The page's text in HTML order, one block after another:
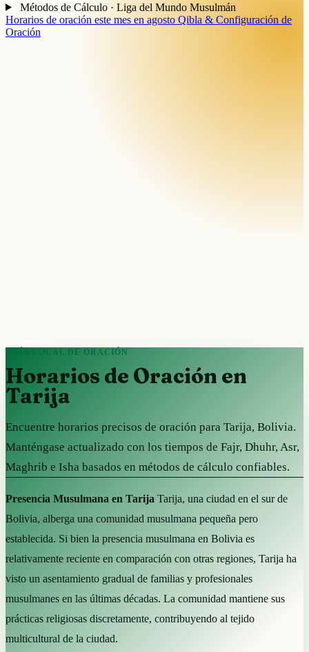
Métodos de Cálculo · Liga del Mundo Musulmán
Horarios de oración este mes en agosto Qibla & Configuración de
Oración
GUÍA LOCAL DE ORACIÓN
Horarios de Oración en
Tarija
Encuentre horarios precisos de oración para Tarija, Bolivia.
Manténgase actualizado con los tiempos de Fajr, Dhuhr, Asr,
Maghrib e Isha basados en métodos de cálculo confiables.
Presencia Musulmana en Tarija Tarija, una ciudad en el sur de
Bolivia, alberga una comunidad musulmana pequeña pero
establecida. Si bien la presencia musulmana en Bolivia es
relativamente reciente en comparación con otras regiones, Tarija ha
visto un asentamiento gradual de familias y profesionales
musulmanes en las últimas décadas. La comunidad mantiene sus
prácticas religiosas discretamente, contribuyendo al tejido
multicultural de la ciudad.